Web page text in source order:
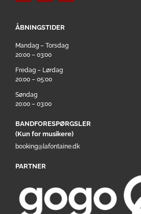
ÅBNINGSTIDER
Mandag – Torsdag
20:00 – 03:00
Fredag – Lørdag
20:00 – 05:00
Søndag
20:00 – 03:00
BANDFORESPØRGSLER
(Kun for musikere)
booking@lafontaine.dk
PARTNER